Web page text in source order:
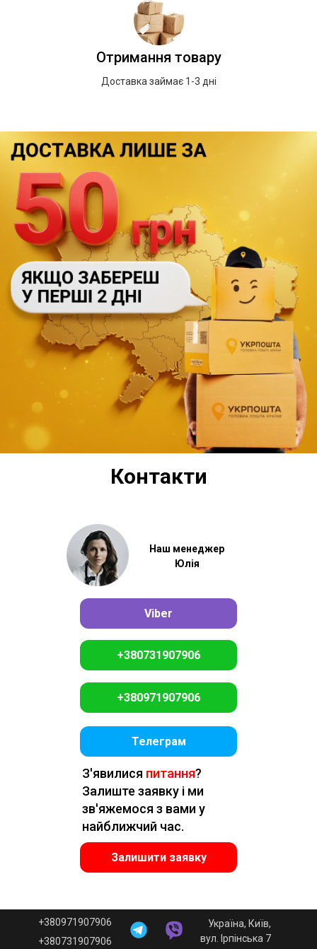
Отримання товару
Доставка займає 1-3 дні
Контакти
З'явилися питання?
Залиште заявку і ми
зв'яжемося з вами у
найближчий час.
Наш менеджер
Юлія
Viber
+380731907906
+380971907906
Залишити заявку
Телеграм
+380971907906
+380731907906
Україна, Київ,
вул. Ірпінська 7